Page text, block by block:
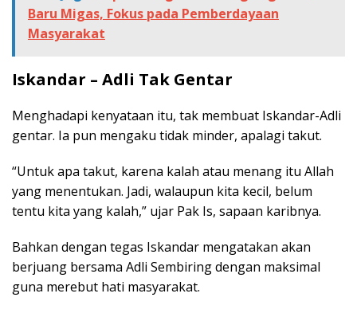
Baru Migas, Fokus pada Pemberdayaan
Masyarakat
Iskandar – Adli Tak Gentar
Menghadapi kenyataan itu, tak membuat Iskandar-Adli
gentar. Ia pun mengaku tidak minder, apalagi takut.
“Untuk apa takut, karena kalah atau menang itu Allah
yang menentukan. Jadi, walaupun kita kecil, belum
tentu kita yang kalah,” ujar Pak Is, sapaan karibnya.
Bahkan dengan tegas Iskandar mengatakan akan
berjuang bersama Adli Sembiring dengan maksimal
guna merebut hati masyarakat.